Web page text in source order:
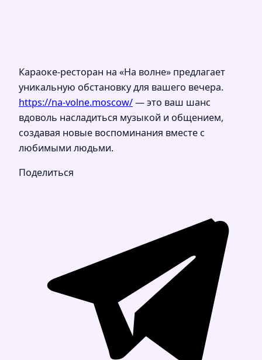
Караоке-ресторан на «На волне» предлагает
уникальную обстановку для вашего вечера.
https://na-volne.moscow/— это ваш шанс
вдоволь насладиться музыкой и общением,
создавая новые воспоминания вместе с
любимыми людьми.
Поделиться